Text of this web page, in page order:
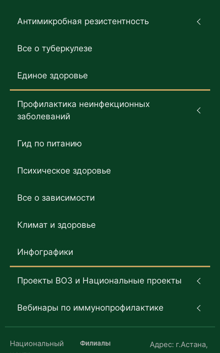
Антимикробная резистентность
Все о туберкулезе
Единое здоровье
Профилактика неинфекционных
заболеваний
Гид по питанию
Психическое здоровье
Все о зависимости
Климат и здоровье
Инфографики
Проекты ВОЗ и Национальные проекты
Вебинары по иммунопрофилактике
Национальный
Филиалы
Адрес: г.Астана,